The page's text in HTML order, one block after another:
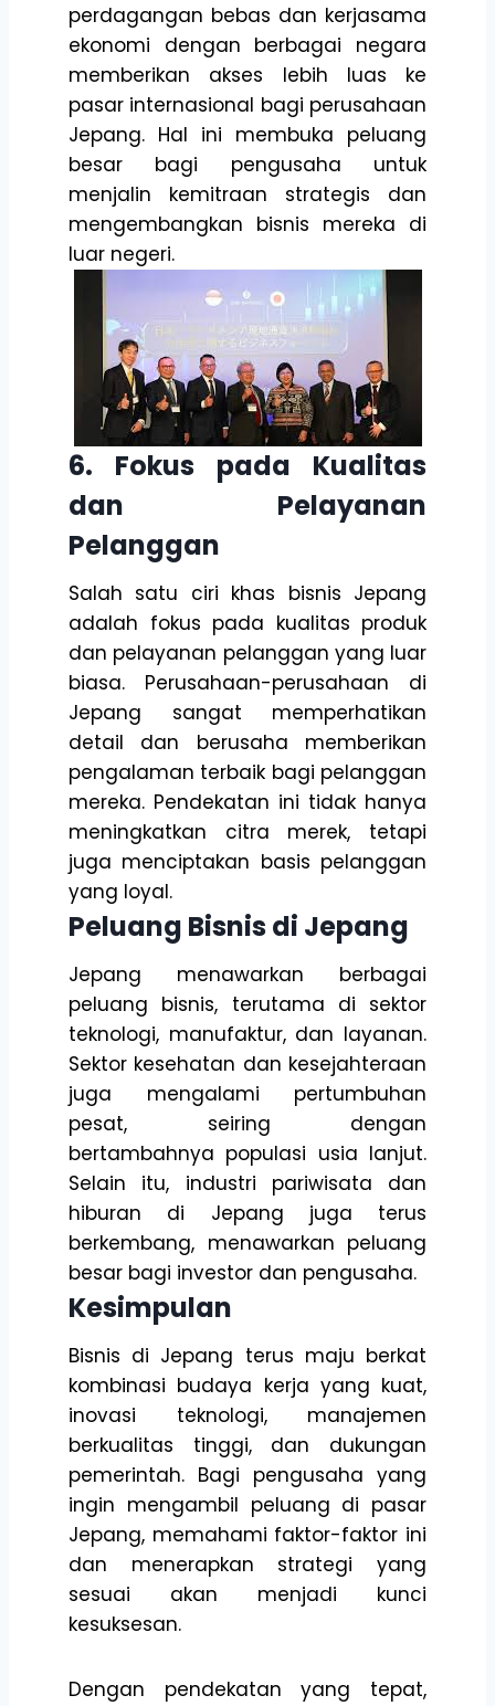
perdagangan bebas dan kerjasama
ekonomi dengan berbagai negara
memberikan akses lebih luas ke
pasar internasional bagi perusahaan
Jepang. Hal ini membuka peluang
besar bagi pengusaha untuk
menjalin kemitraan strategis dan
mengembangkan bisnis mereka di
luar negeri.
6. Fokus pada Kualitas
dan Pelayanan
Pelanggan
Salah satu ciri khas bisnis Jepang
adalah fokus pada kualitas produk
dan pelayanan pelanggan yang luar
biasa. Perusahaan-perusahaan di
Jepang sangat memperhatikan
detail dan berusaha memberikan
pengalaman terbaik bagi pelanggan
mereka. Pendekatan ini tidak hanya
meningkatkan citra merek, tetapi
juga menciptakan basis pelanggan
yang loyal.
Peluang Bisnis di Jepang
Jepang menawarkan berbagai
peluang bisnis, terutama di sektor
teknologi, manufaktur, dan layanan.
Sektor kesehatan dan kesejahteraan
juga mengalami pertumbuhan
pesat, seiring dengan
bertambahnya populasi usia lanjut.
Selain itu, industri pariwisata dan
hiburan di Jepang juga terus
berkembang, menawarkan peluang
besar bagi investor dan pengusaha.
Kesimpulan
Bisnis di Jepang terus maju berkat
kombinasi budaya kerja yang kuat,
inovasi teknologi, manajemen
berkualitas tinggi, dan dukungan
pemerintah. Bagi pengusaha yang
ingin mengambil peluang di pasar
Jepang, memahami faktor-faktor ini
dan menerapkan strategi yang
sesuai akan menjadi kunci
kesuksesan.
Dengan pendekatan yang tepat,